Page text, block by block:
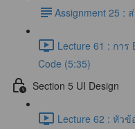
​Assignment 25 :
Lecture 61 : การ
Code (5:35)
Section 5 UI Design
Lecture 62 : หัวข้